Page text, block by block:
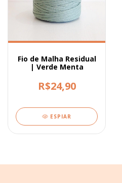
Fio de Malha Residual
| Verde Menta
R$24,90
ESPIAR